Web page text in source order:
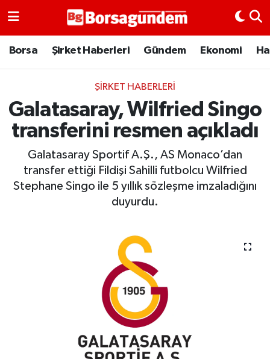
Borsa Şirket Haberleri Gündem Ekonomi
ŞIRKET HABERLERI
Galatasaray, Wilfried Singo
transferini resmen açıkladı
Galatasaray Sportif A.Ş., AS Monaco’dan
transfer ettiği Fildişi Sahilli futbolcu Wilfried
Stephane Singo ile 5 yıllık sözleşme imzaladığını
duyurdu.
Borsa
Emtia
Galeri
Gündem
BIST 100 Isı Haritası
Ekonomik Takvim